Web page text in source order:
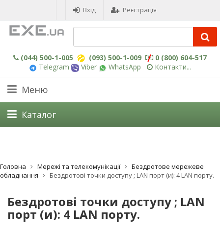
Вхід Реєстрація
(044) 500-1-005 (093) 500-1-009
0 (800) 604-517
Telegram
Viber WhatsApp Контакти...
Меню
Каталог
Головна Мережі та телекомунікації
Бездротове мережеве
обладнання
Бездротові точки доступу ; LAN порт (и): 4 LAN порту.
Бездротові точки доступу ; LAN
порт (и): 4 LAN порту.